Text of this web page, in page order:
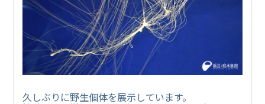
久しぶりに野生個体を展示しています。